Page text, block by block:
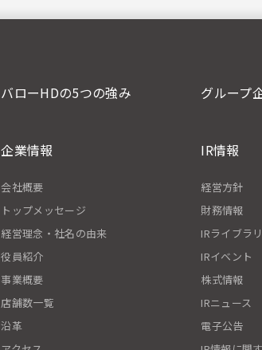
バローHDの5つの強み
企業情報
会社概要
トップメッセージ
経営理念・社名の由来
役員紹介
事業概要
店舗数一覧
沿革
グループ
IR情報
経営方針
財務情報
IRライブラ
IRイベント
株式情報
IRニュース
電子公告